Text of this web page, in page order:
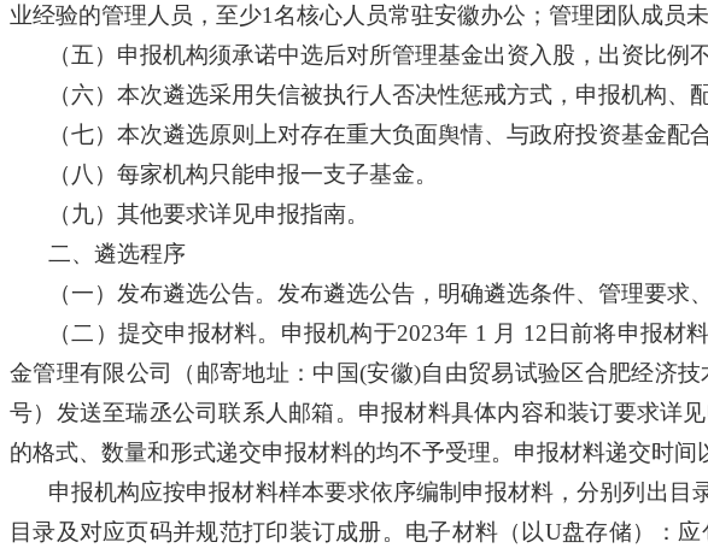
业经验的管理人员，至少1名核心人员常驻安徽办公；管理团队成员
（五）申报机构须承诺中选后对所管理基金出资入股，出资比例
（六）本次遴选采用失信被执行人否决性惩戒方式，申报机构、
（七）本次遴选原则上对存在重大负面舆情、与政府投资基金配
（八）每家机构只能申报一支子基金。
（九）其他要求详见申报指南。
二、遴选程序
（一）发布遴选公告。发布遴选公告，明确遴选条件、管理要
（二）提交申报材料。申报机构于2023年 1 月 12日前将申报材
金管理有限公司（邮寄地址：中国(安徽)自由贸易试验区合肥经济
号）发送至瑞丞公司联系人邮箱。申报材料具体内容和装订要求详
的格式、数量和形式递交申报材料的均不予受理。申报材料递交时间
申报机构应按申报材料样本要求依序编制申报材料，分别列出
目录及对应页码并规范打印装订成册。电子材料（以U盘存储）：应